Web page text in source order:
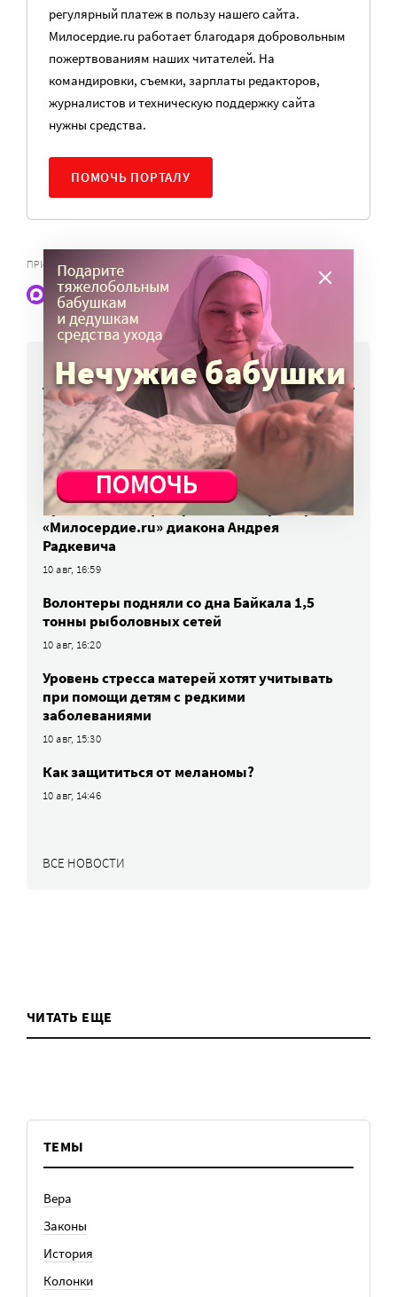
регулярный платеж в пользу нашего сайта.
Милосердие.ru работает благодаря добровольным
пожертвованиям наших читателей. На
командировки, съемки, зарплаты редакторов,
журналистов и техническую поддержку сайта
нужны средства.
ПОМОЧЬ ПОРТАЛУ
ПРИВИВКИ
Наши статьи и новости в Max. Подпишитесь
НОВОСТИ
Фонд «Обнаженные сердца» предупредил
об опасных методах лечения аутизма
10 авг, 18:09
На выставке в Переславле-Залесском
представлены фотоработы автора портала
«Милосердие.ru» диакона Андрея
Радкевича
10 авг, 16:59
Волонтеры подняли со дна Байкала 1,5
тонны рыболовных сетей
10 авг, 16:20
Уровень стресса матерей хотят учитывать
при помощи детям с редкими
заболеваниями
10 авг, 15:30
Как защититься от меланомы?
10 авг, 14:46
ВСЕ НОВОСТИ
ЧИТАТЬ ЕЩЕ
ТЕМЫ
Вера
Законы
История
Колонки